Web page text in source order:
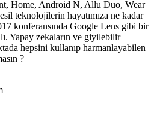
Home, Android N, Allu Duo, Wear
teknolojilerin hayatımıza ne kadar
konferansında Google Lens gibi bir
Yapay zekaların ve giyilebilir
hepsini kullanıp harmanlayabilen
?